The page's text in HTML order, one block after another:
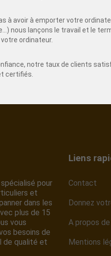
à avoir à emporter votre
nous lançons le travail et le
ordinateur.
notre taux de clients
certifiés.
pour
et
dans les
plus de 15
vous
besoins de
de qualité et
Liens
Contact
Donnez
A propos
Mentions